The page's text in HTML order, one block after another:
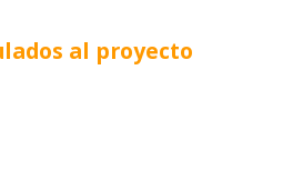
al proyecto